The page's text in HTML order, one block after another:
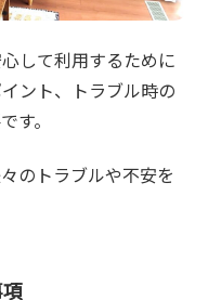
して利用するために
ント、トラブル時の
す。
のトラブルや不安を